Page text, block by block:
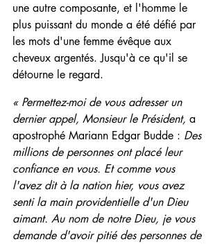
une autre composante, et l'homme le
plus puissant du monde a été défié par
les mots d'une femme évêque aux
cheveux argentés. Jusqu'à ce qu'il se
détourne le regard.
« Permettez-moi de vous adresser un
dernier appel, Monsieur le Président, a
apostrophé Mariann Edgar Budde : Des
millions de personnes ont placé leur
confiance en vous. Et comme vous
l'avez dit à la nation hier, vous avez
senti la main providentielle d'un Dieu
aimant. Au nom de notre Dieu, je vous
demande d'avoir pitié des personnes de